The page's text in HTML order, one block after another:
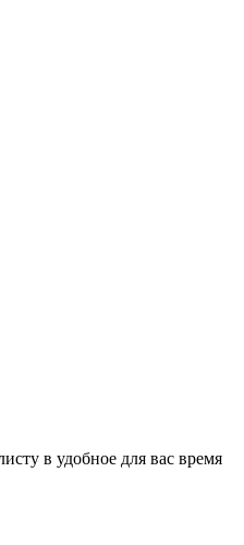
в удобное для вас время